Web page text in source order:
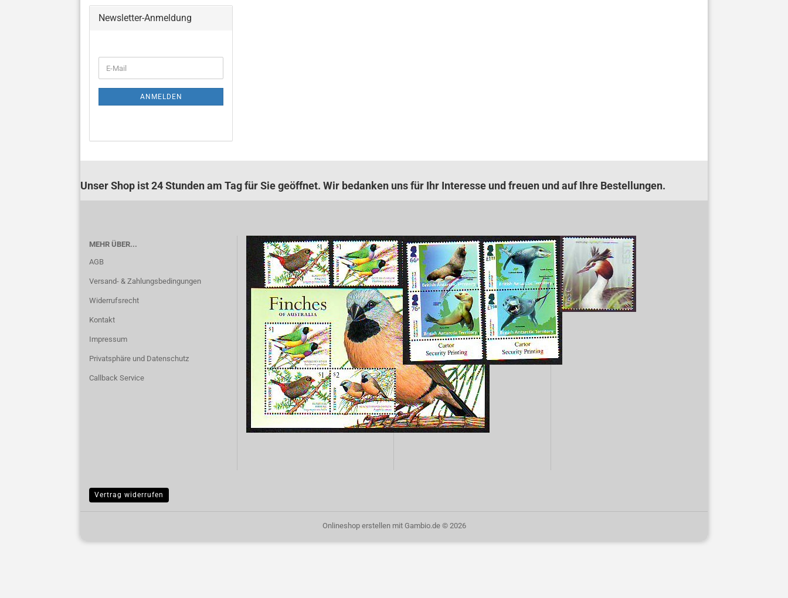
Newsletter-Anmeldung
ZUR
ANMELDUNG
E-
Mail
ANMELDEN
Unser Shop ist 24 Stunden am Tag für Sie geöffnet. Wir bedanken uns für Ihr Interesse und freuen und auf Ihre Bestellungen.
MEHR ÜBER...
AGB
Versand- & Zahlungsbedingungen
Widerrufsrecht
Kontakt
Impressum
Privatsphäre und Datenschutz
Callback Service
Vertrag widerrufen
Onlineshop erstellenmit Gambio.de © 2026